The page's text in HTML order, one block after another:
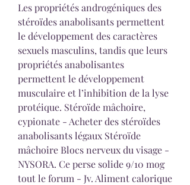
Les propriétés androgéniques des
stéroïdes anabolisants permettent
le développement des caractères
sexuels masculins, tandis que leurs
propriétés anabolisantes
permettent le développement
musculaire et l’inhibition de la lyse
protéique. Stéroïde mâchoire,
cypionate - Acheter des stéroïdes
anabolisants légaux Stéroïde
mâchoire Blocs nerveux du visage -
NYSORA. Ce perse solide 9/10 mog
tout le forum - Jv. Aliment calorique